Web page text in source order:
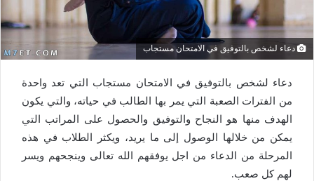
دعاء لشخص بالتوفيق في الامتحان مستجاب
دعاء لشخص بالتوفيق في الامتحان مستجاب التي تعد واحدة
من الفترات الصعبة التي يمر بها الطالب في حياته، والتي يكون
الهدف منها هو النجاح والتوفيق والحصول على المراتب التي
يمكن من خلالها الوصول إلى ما يريد، ويكثر الطلاب في هذه
المرحلة من الدعاء من اجل يوفقهم الله تعالى وينجحهم ويسر
لهم كل صعب.